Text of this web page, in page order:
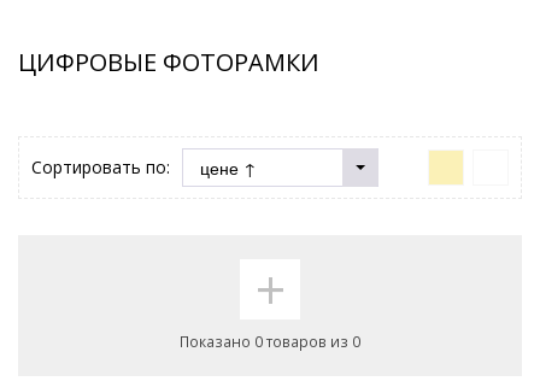
ЦИФРОВЫЕ ФОТОРАМКИ
Сортировать по:
+
Показано 0 товаров из 0